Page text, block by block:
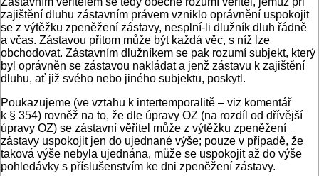
zajištění dluhu zástavním právem vzniklo oprávnění uspokojit
se z výtěžku zpeněžení zástavy, nesplní-li dlužník dluh řádně
a včas. Zástavou přitom může být každá věc, s níž lze
obchodovat. Zástavním dlužníkem se pak rozumí subjekt, který
byl oprávněn se zástavou nakládat a jenž zástavu k zajištění
dluhu, ať již svého nebo jiného subjektu, poskytl.
Poukazujeme (ve vztahu k intertemporalitě – viz komentář
k § 354) rovněž na to, že dle úpravy OZ (na rozdíl od dřívější
úpravy OZ) se zástavní věřitel může z výtěžku zpeněžení
zástavy uspokojit jen do ujednané výše; pouze v případě, že
taková výše nebyla ujednána, může se uspokojit až do výše
pohledávky s příslušenstvím ke dni zpeněžení zástavy.